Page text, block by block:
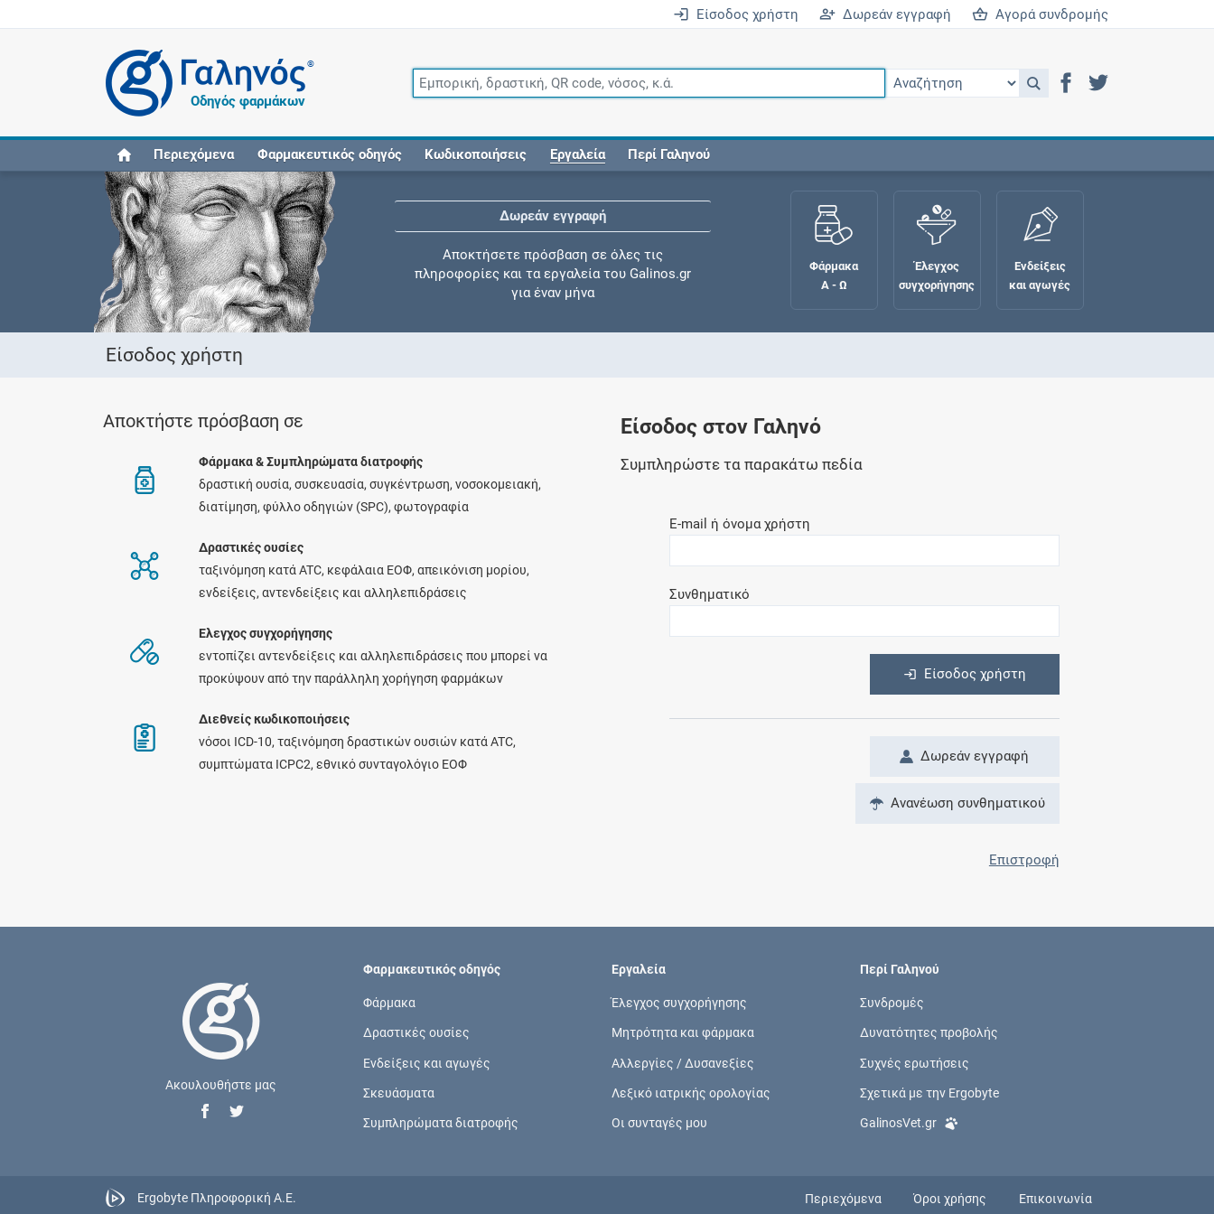
Είσοδος χρήστη Δωρεάν εγγραφή Αγορά συνδρομής
®
Οδηγός φαρμάκων
Περιεχόμενα Φαρμακευτικός οδηγός Κωδικοποιήσεις Εργαλεία Περί Γαληνού
Δωρεάν εγγραφή
Αποκτήσετε πρόσβαση σε όλες τις
πληροφορίες και τα εργαλεία του Galinos.gr
για έναν μήνα
Ελέγξτε την αγωγή σας για αντενδείξεις και
Αποθηκεύστε τις συνταγές σας και
μοιραστείτε τις εύκολα και με ασφάλεια
Ενημερωθείτε για την ασφάλεια χορήγησης
ενός φαρμάκου κατά τη διάρκεια της
επιπλέον παροχές των συνδρομητικών
Ενδείξεις και αγωγές
νόσους, συμπτώματα και ιατρικές πράξεις
Φάρμακα
Α - Ω
Έλεγχος
συγχορήγησης
Ενδείξεις
και αγωγές
Είσοδος χρήστη
Αποκτήστε πρόσβαση σε
Φάρμακα & Συμπληρώματα διατροφής
δραστική ουσία, συσκευασία, συγκέντρωση, νοσοκομειακή,
διατίμηση, φύλλο οδηγιών (SPC), φωτογραφία
Δραστικές ουσίες
ταξινόμηση κατά ATC, κεφάλαια ΕΟΦ, απεικόνιση μορίου,
ενδείξεις, αντενδείξεις και αλληλεπιδράσεις
Ελεγχος συγχορήγησης
εντοπίζει αντενδείξεις και αλληλεπιδράσεις που μπορεί να
προκύψουν από την παράλληλη χορήγηση φαρμάκων
Διεθνείς κωδικοποιήσεις
νόσοι ICD-10, ταξινόμηση δραστικών ουσιών κατά ATC,
συμπτώματα ICPC2, εθνικό συνταγολόγιο ΕΟΦ
Είσοδος στον Γαληνό
Συμπληρώστε τα παρακάτω πεδία
E-mail ή όνομα χρήστη
Συνθηματικό
Είσοδος χρήστη
Δωρεάν εγγραφή
Ανανέωση συνθηματικού
Επιστροφή
Ακουλουθήστε μας
Φαρμακευτικός οδηγός
Φάρμακα
Δραστικές ουσίες
Ενδείξεις και αγωγές
Σκευάσματα
Συμπληρώματα διατροφής
Εργαλεία
Έλεγχος συγχορήγησης
Μητρότητα και φάρμακα
Αλλεργίες / Δυσανεξίες
Λεξικό ιατρικής ορολογίας
Οι συνταγές μου
Περί Γαληνού
Συνδρομές
Δυνατότητες προβολής
Συχνές ερωτήσεις
Σχετικά με την Ergobyte
GalinosVet.gr
Ergobyte Πληροφορική Α.Ε. Περιεχόμενα Όροι χρήσης Επικοινωνία